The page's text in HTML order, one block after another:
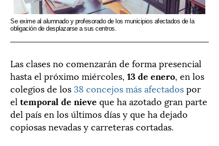
Se exime al alumnado y profesorado de los municipios afectados de la
obligación de desplazarse a sus centros.
Las clases no comenzarán de forma presencial
hasta el próximo miércoles, 13 de enero, en los
colegios de los38 concejos más afectadospor
el temporal de nieve que ha azotado gran parte
del país en los últimos días y que ha dejado
copiosas nevadas y carreteras cortadas.